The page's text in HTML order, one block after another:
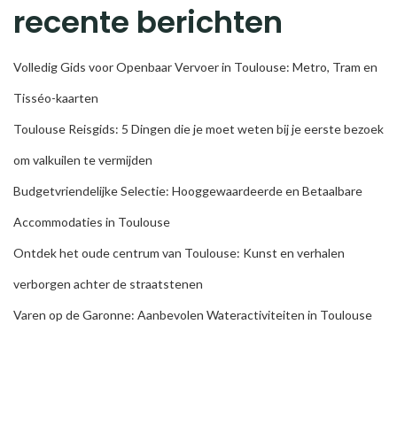
recente berichten
Volledig Gids voor Openbaar Vervoer in Toulouse: Metro, Tram en
Tisséo-kaarten
Toulouse Reisgids: 5 Dingen die je moet weten bij je eerste bezoek
om valkuilen te vermijden
Budgetvriendelijke Selectie: Hooggewaardeerde en Betaalbare
Accommodaties in Toulouse
Ontdek het oude centrum van Toulouse: Kunst en verhalen
verborgen achter de straatstenen
Varen op de Garonne: Aanbevolen Wateractiviteiten in Toulouse